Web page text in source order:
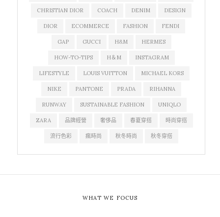
CHRISTIAN DIOR COACH DENIM DESIGN
DIOR ECOMMERCE FASHION FENDI
GAP GUCCI H&M HERMES
HOW-TO-TIPS H＆M INSTAGRAM
LIFESTYLE LOUIS VUITTON MICHAEL KORS
NIKE PANTONE PRADA RIHANNA
RUNWAY SUSTAINABLE FASHION UNIQLO
ZARA 品牌經營 奢侈品 春夏穿搭 時尚穿搭
流行色彩 瘋時尚 秋冬時尚 秋冬穿搭
WHAT WE FOCUS